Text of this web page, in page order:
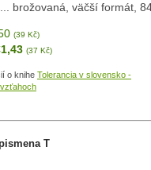
brožovaná, väčší formát,
(39 Kč)
(37 Kč)
o knihe Tolerancia v slovensko -
T